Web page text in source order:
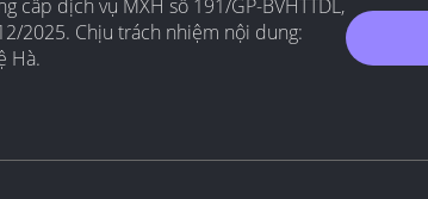
cấp dịch vụ MXH số 191/GP-BVHTTDL,
2025. Chịu trách nhiệm nội dung:
Hà.